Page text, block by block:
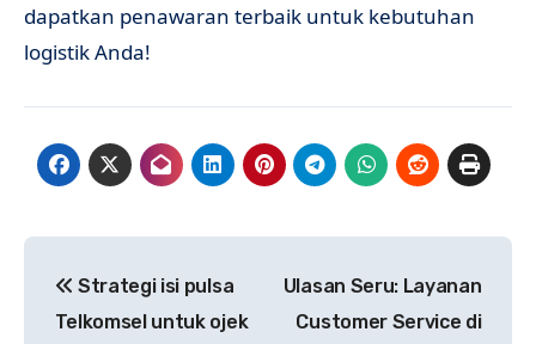
dapatkan penawaran terbaik untuk kebutuhan
logistik Anda!
navigation
Strategi isi pulsa
Telkomsel untuk ojek
Ulasan Seru: Layanan
Customer Service di